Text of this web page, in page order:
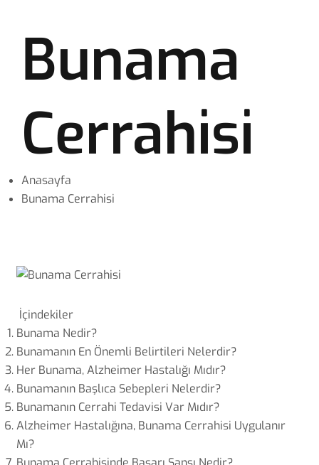
Bunama
Cerrahisi
Anasayfa
Bunama Cerrahisi
İçindekiler
Bunama Nedir?
Bunamanın En Önemli Belirtileri Nelerdir?
Her Bunama, Alzheimer Hastalığı Mıdır?
Bunamanın Başlıca Sebepleri Nelerdir?
Bunamanın Cerrahi Tedavisi Var Mıdır?
Alzheimer Hastalığına, Bunama Cerrahisi Uygulanır
Mı?